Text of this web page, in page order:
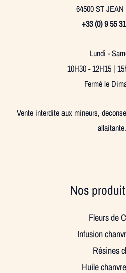
64500 ST
+33 (0) 9 55
Lundi -
10H30 - 12H15 |
Fermé le
Vente interdite aux mineurs,
Nos
Fleurs de
Infusion
Résines
Huile